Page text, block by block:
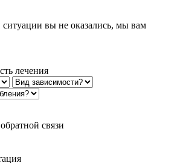
вы не оказались, мы вам
лечения
связи